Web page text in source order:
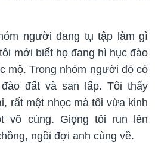
người đang tụ tập làm gì
mới biết họ đang hì hục đào
mộ. Trong nhóm người đó có
đất và san lấp. Tôi thấy
rất mệt nhọc mà tôi vừa kinh
vô cùng. Giọng tôi run lên
ngồi đợi anh cùng về.